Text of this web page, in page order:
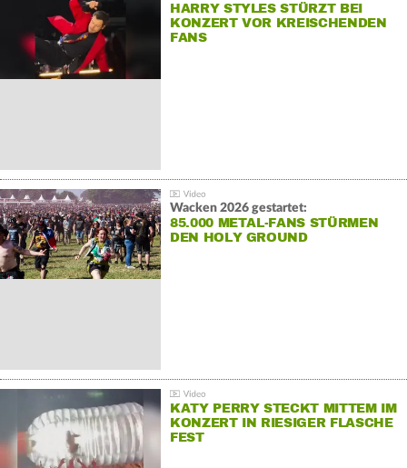
HARRY STYLES STÜRZT BEI
KONZERT VOR KREISCHENDEN
FANS
Wacken 2026 gestartet:
85.000 METAL-FANS STÜRMEN
DEN HOLY GROUND
KATY PERRY STECKT MITTEM IM
KONZERT IN RIESIGER FLASCHE
FEST